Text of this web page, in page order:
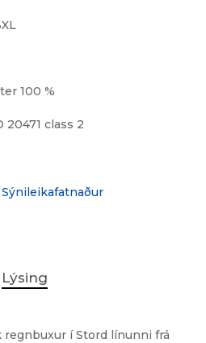
100 %
20471 class 2
Sýnileikafatnaður
Lýsing
regnbuxur í Stord línunni frá